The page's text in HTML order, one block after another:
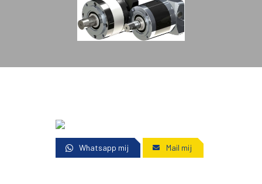
Whatsapp mij Mail mij